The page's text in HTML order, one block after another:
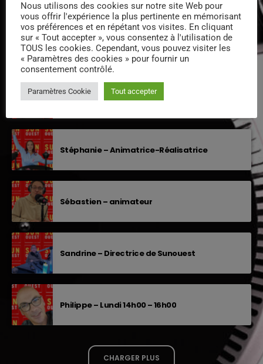
EQUIPE DE SUNOUEST
Xavier – Président
Sylvain « animateur »
Stéphanie – Animatrice-Réalisatrice
Sébastien – animateur
Sandrine – Directrice de Sunouest
Philippe – Lundi 14h00 – 16h00
CHARGER PLUS
Nous utilisons des cookies sur notre site Web pour
vous offrir l'expérience la plus pertinente en mémorisant
vos préférences et en répétant vos visites. En cliquant
sur « Tout accepter », vous consentez à l'utilisation de
TOUS les cookies. Cependant, vous pouvez visiter les
« Paramètres des cookies » pour fournir un
consentement contrôlé.
Paramètres Cookie Tout accepter